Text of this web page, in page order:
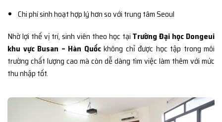
Chi phí sinh hoạt hợp lý hơn so với trung tâm Seoul
Nhờ lợi thế vị trí, sinh viên theo học tại Trường Đại học Dongeui
khu vực Busan – Hàn Quốckhông chỉ được học tập trong môi
trường chất lượng cao mà còn dễ dàng tìm việc làm thêm với mức
thu nhập tốt.